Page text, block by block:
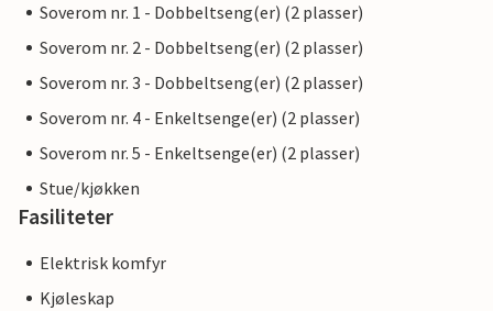
Soverom nr. 1 - Dobbeltseng(er) (2 plasser)
Soverom nr. 2 - Dobbeltseng(er) (2 plasser)
Soverom nr. 3 - Dobbeltseng(er) (2 plasser)
Soverom nr. 4 - Enkeltsenge(er) (2 plasser)
Soverom nr. 5 - Enkeltsenge(er) (2 plasser)
Stue/kjøkken
Fasiliteter
Elektrisk komfyr
Kjøleskap